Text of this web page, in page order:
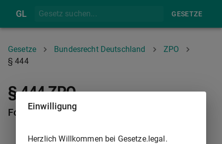
GL GESETZE
Gesetze Bundesrecht Deutschland
ZPO
§ 444
§ 444 ZPO
Folgen der Beseitigung einer Urkunde
Einwilligung
Herzlich Willkommen bei Gesetze.legal.